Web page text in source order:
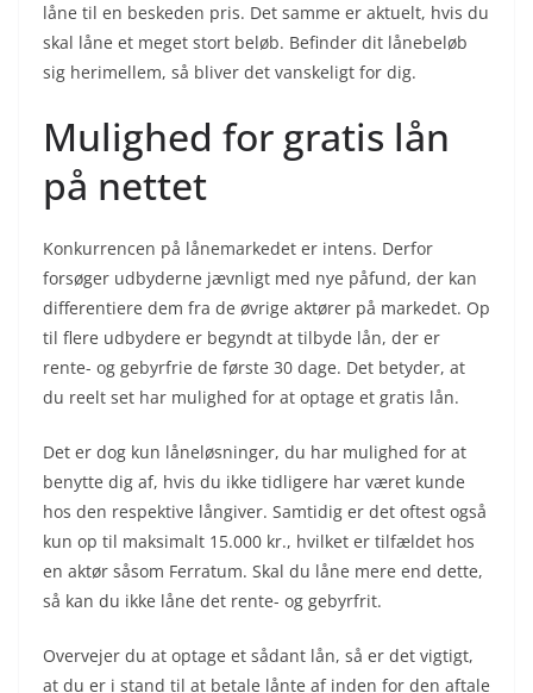
låne til en beskeden pris. Det samme er aktuelt, hvis du
skal låne et meget stort beløb. Befinder dit lånebeløb
sig herimellem, så bliver det vanskeligt for dig.
Mulighed for gratis lån
på nettet
Konkurrencen på lånemarkedet er intens. Derfor
forsøger udbyderne jævnligt med nye påfund, der kan
differentiere dem fra de øvrige aktører på markedet. Op
til flere udbydere er begyndt at tilbyde lån, der er
rente- og gebyrfrie de første 30 dage. Det betyder, at
du reelt set har mulighed for at optage et gratis lån.
Det er dog kun låneløsninger, du har mulighed for at
benytte dig af, hvis du ikke tidligere har været kunde
hos den respektive långiver. Samtidig er det oftest også
kun op til maksimalt 15.000 kr., hvilket er tilfældet hos
en aktør såsom Ferratum. Skal du låne mere end dette,
så kan du ikke låne det rente- og gebyrfrit.
Overvejer du at optage et sådant lån, så er det vigtigt,
at du er i stand til at betale lånte af inden for den aftale